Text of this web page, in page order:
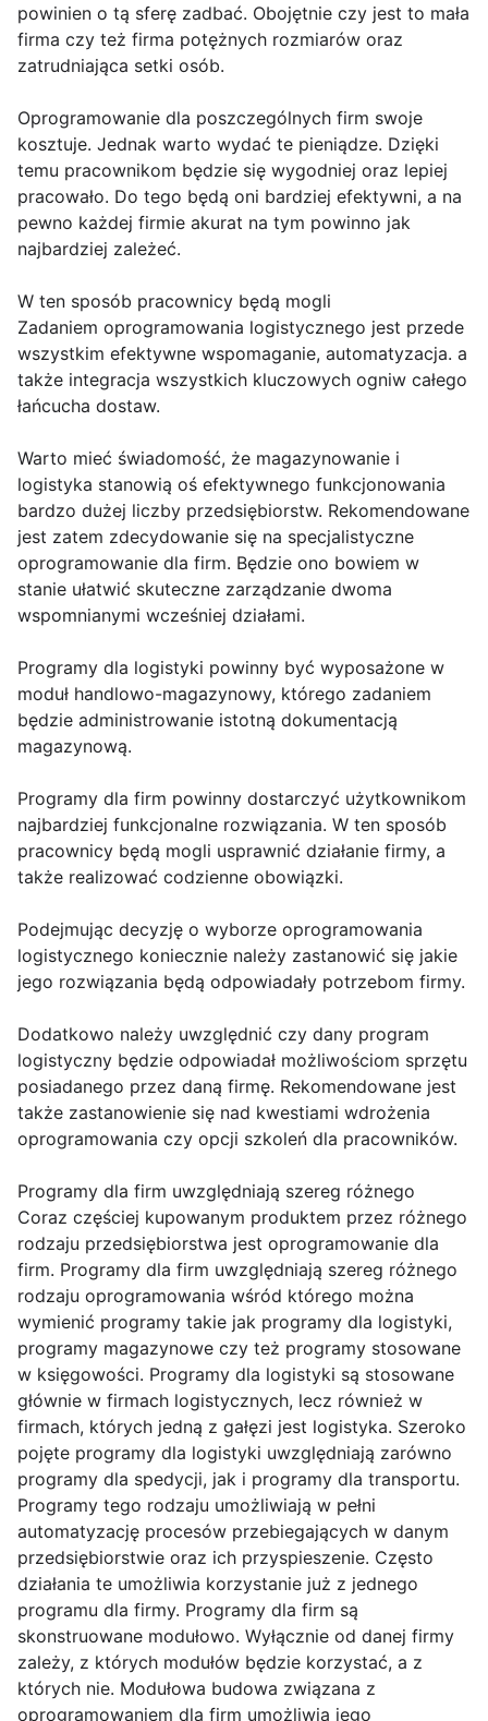
powinien o tą sferę zadbać. Obojętnie czy jest to mała
firma czy też firma potężnych rozmiarów oraz
zatrudniająca setki osób.
Oprogramowanie dla poszczególnych firm swoje
kosztuje. Jednak warto wydać te pieniądze. Dzięki
temu pracownikom będzie się wygodniej oraz lepiej
pracowało. Do tego będą oni bardziej efektywni, a na
pewno każdej firmie akurat na tym powinno jak
najbardziej zależeć.
W ten sposób pracownicy będą mogli
Zadaniem oprogramowania logistycznego jest przede
wszystkim efektywne wspomaganie, automatyzacja. a
także integracja wszystkich kluczowych ogniw całego
łańcucha dostaw.
Warto mieć świadomość, że magazynowanie i
logistyka stanowią oś efektywnego funkcjonowania
bardzo dużej liczby przedsiębiorstw. Rekomendowane
jest zatem zdecydowanie się na specjalistyczne
oprogramowanie dla firm. Będzie ono bowiem w
stanie ułatwić skuteczne zarządzanie dwoma
wspomnianymi wcześniej działami.
Programy dla logistyki powinny być wyposażone w
moduł handlowo-magazynowy, którego zadaniem
będzie administrowanie istotną dokumentacją
magazynową.
Programy dla firm powinny dostarczyć użytkownikom
najbardziej funkcjonalne rozwiązania. W ten sposób
pracownicy będą mogli usprawnić działanie firmy, a
także realizować codzienne obowiązki.
Podejmując decyzję o wyborze oprogramowania
logistycznego koniecznie należy zastanowić się jakie
jego rozwiązania będą odpowiadały potrzebom firmy.
Dodatkowo należy uwzględnić czy dany program
logistyczny będzie odpowiadał możliwościom sprzętu
posiadanego przez daną firmę. Rekomendowane jest
także zastanowienie się nad kwestiami wdrożenia
oprogramowania czy opcji szkoleń dla pracowników.
Programy dla firm uwzględniają szereg różnego
Coraz częściej kupowanym produktem przez różnego
rodzaju przedsiębiorstwa jest oprogramowanie dla
firm. Programy dla firm uwzględniają szereg różnego
rodzaju oprogramowania wśród którego można
wymienić programy takie jak programy dla logistyki,
programy magazynowe czy też programy stosowane
w księgowości. Programy dla logistyki są stosowane
głównie w firmach logistycznych, lecz również w
firmach, których jedną z gałęzi jest logistyka. Szeroko
pojęte programy dla logistyki uwzględniają zarówno
programy dla spedycji, jak i programy dla transportu.
Programy tego rodzaju umożliwiają w pełni
automatyzację procesów przebiegających w danym
przedsiębiorstwie oraz ich przyspieszenie. Często
działania te umożliwia korzystanie już z jednego
programu dla firmy. Programy dla firm są
skonstruowane modułowo. Wyłącznie od danej firmy
zależy, z których modułów będzie korzystać, a z
których nie. Modułowa budowa związana z
oprogramowaniem dla firm umożliwia jego